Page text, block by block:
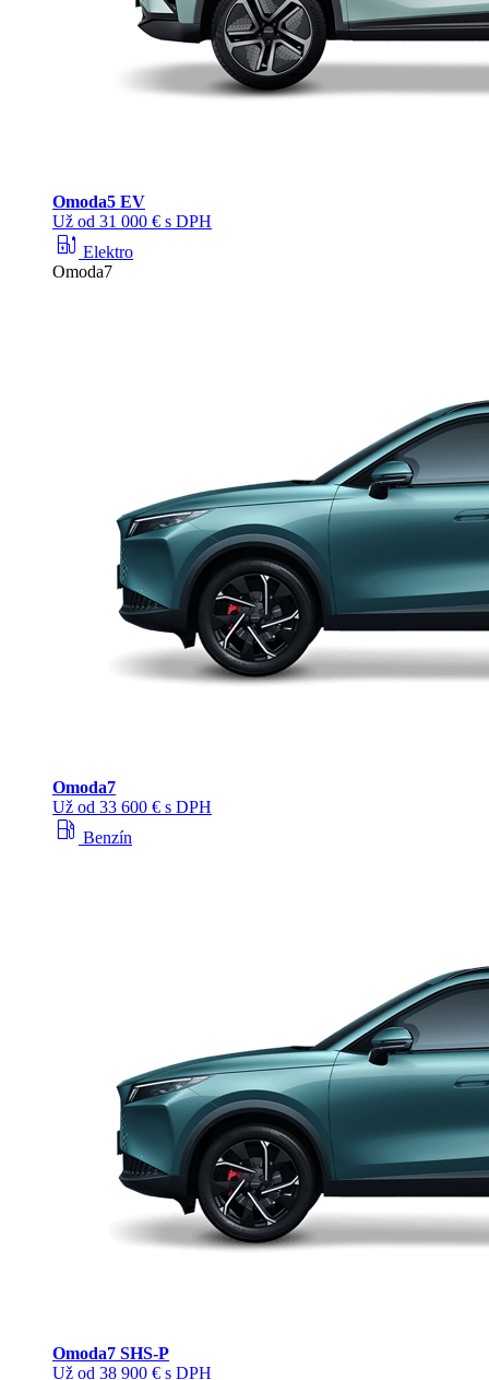
Omoda5 EV
Už od 31 000 € s DPH
ev_station Elektro
Omoda7
Omoda7
Už od 33 600 € s DPH
local_gas_station Benzín
Omoda7 SHS-P
Už od 38 900 € s DPH